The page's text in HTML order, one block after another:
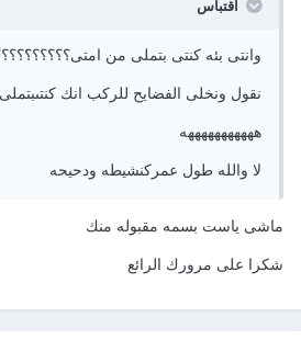
اقتباس
وانتى بئه كنتى بتملى من امتى؟؟؟؟؟؟؟؟؟؟
نقول ونخلى الفضايح للركب انك
هههههههههههه
لا والله طول عمركنشيطه ودحيحه
ماشى ياست بسمه مقبوله منك
شكرا على مرورك الرائع